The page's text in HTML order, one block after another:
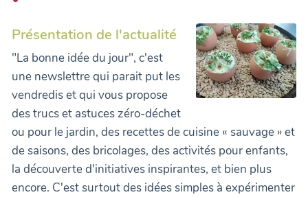
Présentation de l'actualité
"La bonne idée du jour", c'est
une newslettre qui parait put les
vendredis et qui vous propose
des trucs et astuces zéro-déchet
ou pour le jardin, des recettes de cuisine « sauvage » et
de saisons, des bricolages, des activités pour enfants,
la découverte d'initiatives inspirantes, et bien plus
encore. C'est surtout des idées simples à expérimenter